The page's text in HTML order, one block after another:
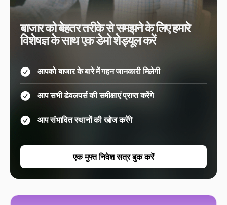
बाजार को बेहतर तरीके से समझने के लिए हमारे
विशेषज्ञ के साथ एक डेमो शेड्यूल करें
आपको बाजार के बारे में गहन जानकारी मिलेगी
आप सभी डेवलपर्स की समीक्षाएं प्राप्त करेंगे
आप संभावित स्थानों की खोज करेंगे
एक मुफ्त निवेश सत्र बुक करें